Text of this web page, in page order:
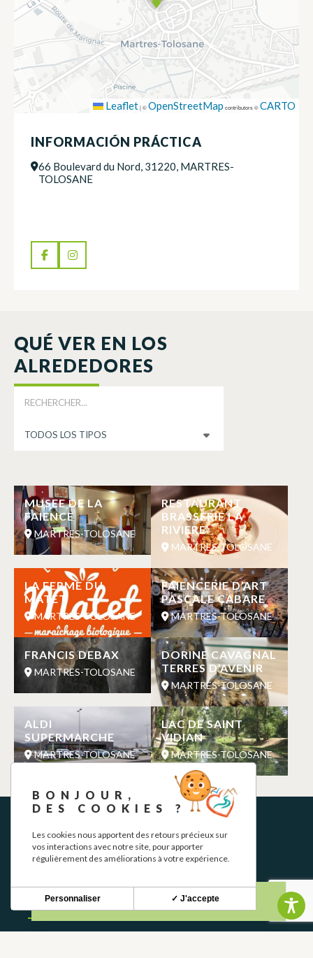
Leaflet|©OpenStreetMap contributors ©CARTO
INFORMACIÓN PRÁCTICA
66 Boulevard du Nord, 31220, MARTRES-
TOLOSANE
QUÉ VER EN LOS
ALREDEDORES
MUSEE DE LA
FAIENCE
MARTRES-TOLOSANE
RESTAURANT
BRASSERIE LA
RIVIERE
MARTRES-TOLOSANE
LA FERME DU
MATET
MARTRES-TOLOSANE
FAIENCERIE D’ART
PASCALE CABARE
MARTRES-TOLOSANE
FRANCIS DEBAX
MARTRES-TOLOSANE
DORINE CAVAGNAL
TERRES D’AVENIR
MARTRES-TOLOSANE
ALDI
SUPERMARCHE
MARTRES-TOLOSANE
LAC DE SAINT
VIDIAN
MARTRES-TOLOSANE
BOLETÍN INFORMATIVO
BONJOUR,
DES COOKIES ?
Les cookies nous apportent des retours précieux sur
vos interactions avec notre site, pour apporter
régulièrement des améliorations à votre expérience.
✓ J'accepte
Personnaliser